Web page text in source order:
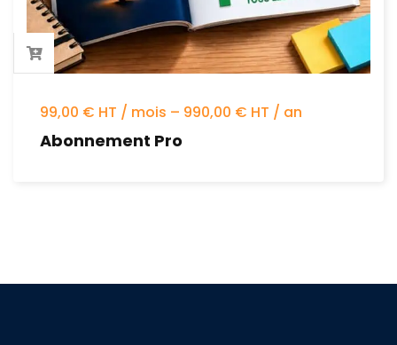
99,00 € HT / mois – 990,00 € HT / an
Abonnement Pro